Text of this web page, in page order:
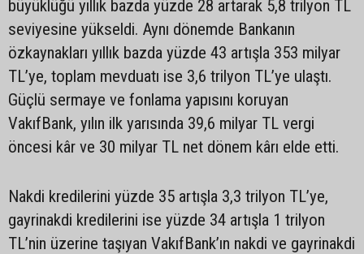
büyüklüğü yıllık bazda yüzde 28 artarak 5,8 trilyon TL
seviyesine yükseldi. Aynı dönemde Bankanın
özkaynakları yıllık bazda yüzde 43 artışla 353 milyar
TL’ye, toplam mevduatı ise 3,6 trilyon TL’ye ulaştı.
Güçlü sermaye ve fonlama yapısını koruyan
VakıfBank, yılın ilk yarısında 39,6 milyar TL vergi
öncesi kâr ve 30 milyar TL net dönem kârı elde etti.
Nakdi kredilerini yüzde 35 artışla 3,3 trilyon TL’ye,
gayrinakdi kredilerini ise yüzde 34 artışla 1 trilyon
TL’nin üzerine taşıyan VakıfBank’ın nakdi ve gayrinakdi